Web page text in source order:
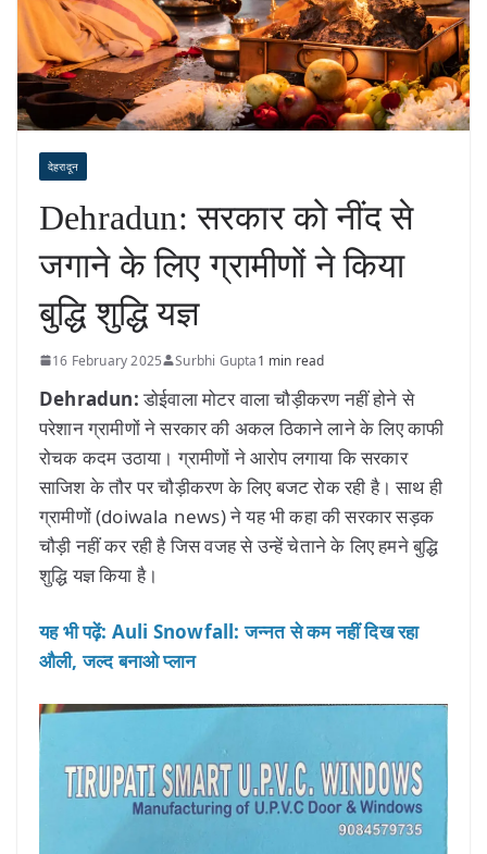
देहरादून
Dehradun: सरकार को नींद से
जगाने के लिए ग्रामीणों ने किया
बुद्धि शुद्धि यज्ञ
16 February 2025 Surbhi Gupta1 min read
Dehradun:डोईवाला मोटर वाला चौड़ीकरण नहीं होने से
परेशान ग्रामीणों ने सरकार की अकल ठिकाने लाने के लिए काफी
रोचक कदम उठाया। ग्रामीणों ने आरोप लगाया कि सरकार
साजिश के तौर पर चौड़ीकरण के लिए बजट रोक रही है। साथ ही
ग्रामीणों (doiwala news) ने यह भी कहा की सरकार सड़क
चौड़ी नहीं कर रही है जिस वजह से उन्हें चेताने के लिए हमने बुद्धि
शुद्धि यज्ञ किया है।
यह भी पढ़ें: Auli Snowfall: जन्नत से कम नहीं दिख रहा
औली, जल्द बनाओ प्लान